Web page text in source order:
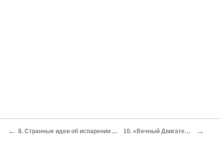
← 8. Странные идеи об испарении и сжижении 10. «Вечный Двигатель» Кокса →